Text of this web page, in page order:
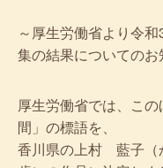
～厚生労働省より令
集の結果についてのお
厚生労働省では、こ
間」の標語を、
香川県の上村 藍子（